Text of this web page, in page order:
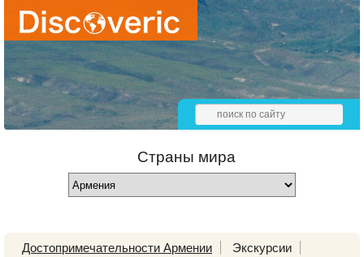
Страны мира
Достопримечательности Армении
Экскурсии